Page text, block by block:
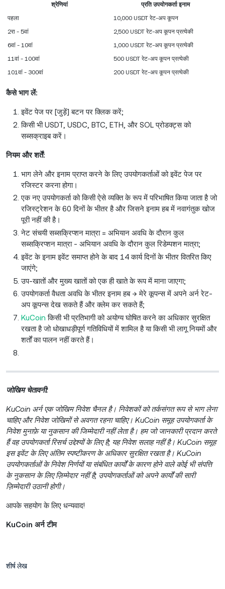
श्रेणियां
प्रति उपयोगकर्ता इनाम
पहला
10,000 USDT रेट-अप कूपन
2रा - 5वां
2,500 USDT रेट-अप कूपन प्रत्येकी
6वां - 10वां
1,000 USDT रेट-अप कूपन प्रत्येकी
11वां - 100वां
500 USDT रेट-अप कूपन प्रत्येकी
101वां - 300वां
200 USDT रेट-अप कूपन प्रत्येकी
कैसे भाग लें:
इवेंट पेज पर [जुड़ें] बटन पर क्लिक करें;
किसी भी USDT, USDC, BTC, ETH, और SOL प्रोडक्ट्स को
सब्सक्राइब करें।
नियम और शर्तें:
भाग लेने और इनाम प्राप्त करने के लिए उपयोगकर्ताओं को इवेंट पेज पर
रजिस्टर करना होगा।
एक नए उपयोगकर्ता को किसी ऐसे व्यक्ति के रूप में परिभाषित किया जाता है जो
रजिस्ट्रेशन के 60 दिनों के भीतर है और जिसने इनाम हब में नवागंतुक खोज
पूरी नहीं की है।
नेट संचयी सब्सक्रिप्शन मात्रा = अभियान अवधि के दौरान कुल
सब्सक्रिप्शन मात्रा - अभियान अवधि के दौरान कुल रिडेम्पशन मात्रा;
इवेंट के इनाम इवेंट समाप्त होने के बाद 14 कार्य दिनों के भीतर वितरित किए
जाएंगे;
उप-खातों और मुख्य खातों को एक ही खाते के रूप में माना जाएगा;
उपयोगकर्ता वैधता अवधि के भीतर इनाम हब → मेरे कूपन्स में अपने अर्न रेट-
अप कूपन्स देख सकते हैं और क्लेम कर सकते हैं;
KuCoin किसी भी प्रतिभागी को अयोग्य घोषित करने का अधिकार सुरक्षित
रखता है जो धोखाधड़ीपूर्ण गतिविधियों में शामिल है या किसी भी लागू नियमों और
शर्तों का पालन नहीं करते हैं।
जोखिम चेतावनी:
KuCoin अर्न एक जोखिम निवेश चैनल है। निवेशकों को तर्कसंगत रूप से भाग लेना
चाहिए और निवेश जोखिमों से अवगत रहना चाहिए। KuCoin समूह उपयोगकर्ता के
निवेश मुनाफ़े या नुकसान की जिम्मेदारी नहीं लेता है। हम जो जानकारी प्रदान करते
हैं वह उपयोगकर्ता रिसर्च उद्देश्यों के लिए है; यह निवेश सलाह नहीं है। KuCoin समूह
इस इवेंट के लिए अंतिम स्पष्टीकरण के अधिकार सुरक्षित रखता है। KuCoin
उपयोगकर्ताओं के निवेश निर्णयों या संबंधित कार्यों के कारण होने वाले कोई भी संपत्ति
के नुकसान के लिए ज़िम्मेदार नहीं है; उपयोगकर्ताओं को अपने कार्यों की सारी
ज़िम्मेदारी उठानी होगी।
आपके सहयोग के लिए धन्यवाद!
KuCoin अर्न टीम
शीर्ष लेख